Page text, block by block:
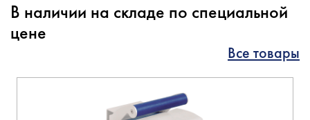
В наличии на складе по специальной
цене
Все товары